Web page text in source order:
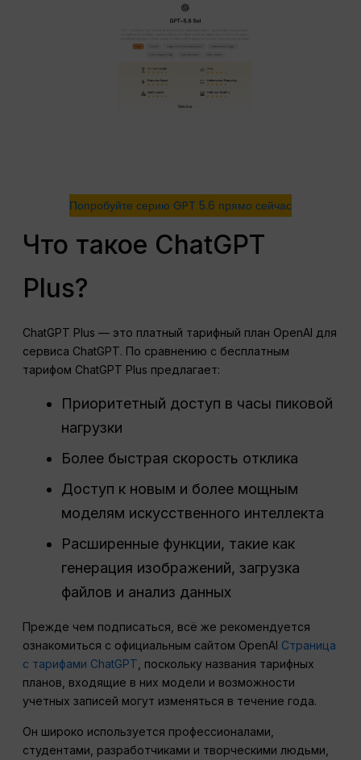
Попробуйте серию GPT 5.6 прямо сейчас
Что такое ChatGPT
Plus?
ChatGPT Plus — это платный тарифный план OpenAI для
сервиса ChatGPT. По сравнению с бесплатным
тарифом ChatGPT Plus предлагает:
Приоритетный доступ в часы пиковой
нагрузки
Более быстрая скорость отклика
Доступ к новым и более мощным
моделям искусственного интеллекта
Расширенные функции, такие как
генерация изображений, загрузка
файлов и анализ данных
Прежде чем подписаться, всё же рекомендуется
ознакомиться с официальным сайтом OpenAI Страница
с тарифами ChatGPT, поскольку названия тарифных
планов, входящие в них модели и возможности
учетных записей могут изменяться в течение года.
Он широко используется профессионалами,
студентами, разработчиками и творческими людьми,